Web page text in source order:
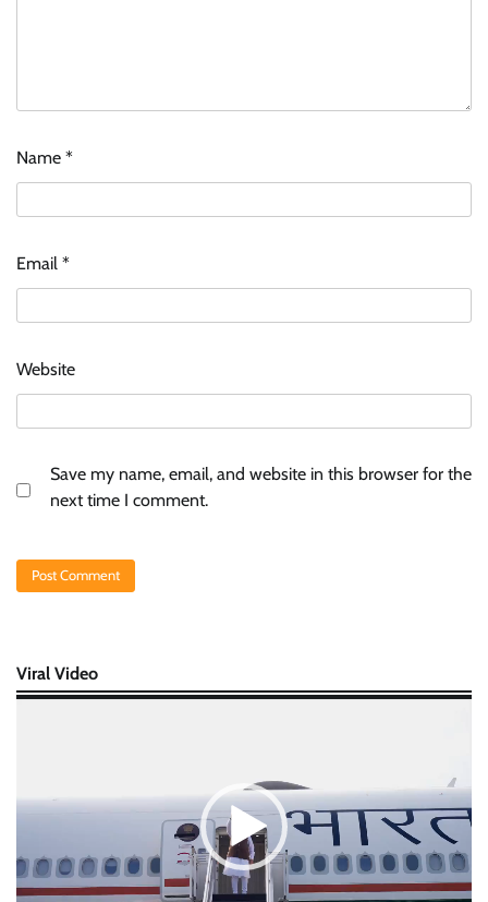
Name *
Email *
Website
Save my name, email, and website in this browser for the
next time I comment.
Viral Video